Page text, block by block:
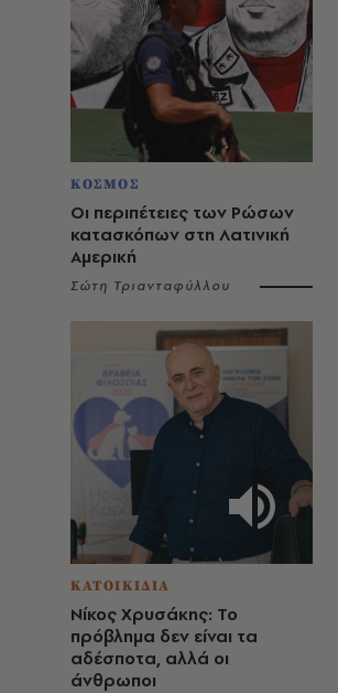
ΚΟΣΜΟΣ
Οι περιπέτειες των Ρώσων
κατασκόπων στη Λατινική
Αμερική
Σώτη Τριανταφύλλου
ΚΑΤΟΙΚΙΔΙΑ
Νίκος Χρυσάκης: Το
πρόβλημα δεν είναι τα
αδέσποτα, αλλά οι
άνθρωποι